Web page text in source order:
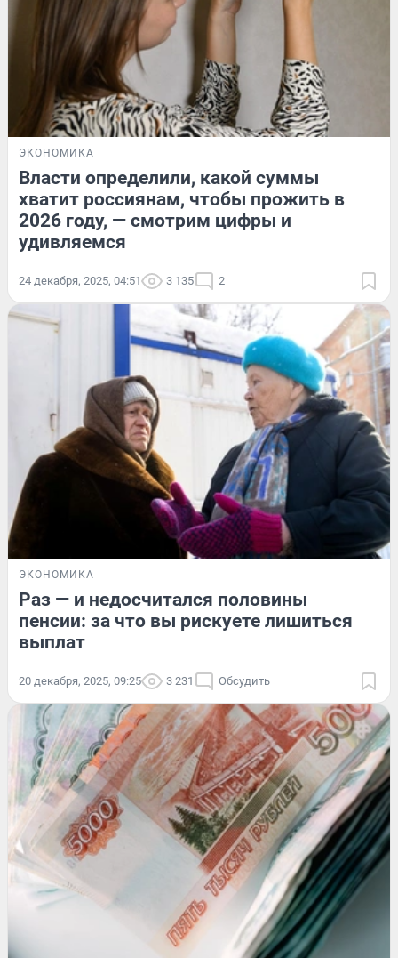
ЭКОНОМИКА
Власти определили, какой суммы
хватит россиянам, чтобы прожить в
2026 году, — смотрим цифры и
удивляемся
24 декабря, 2025, 04:51 3 135 2
ЭКОНОМИКА
Раз — и недосчитался половины
пенсии: за что вы рискуете лишиться
выплат
20 декабря, 2025, 09:25 3 231 Обсудить